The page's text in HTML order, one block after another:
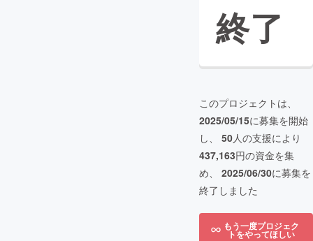
終了
このプロジェクトは、
2025/05/15に募集を開始
し、 50人の支援により
437,163円の資金を集
め、 2025/06/30に募集を
終了しました
もう一度プロジェク
トをやってほしい